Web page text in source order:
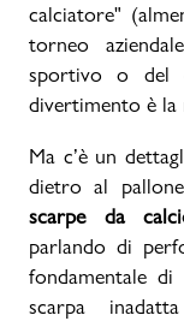
Promo & News
negozi
pcard
Gift card
calciatore"
torneo
sportivo o del
divertimento è la
Ma c’è un
dietro al
scarpe da
parlando di
fondamentale di
scarpa